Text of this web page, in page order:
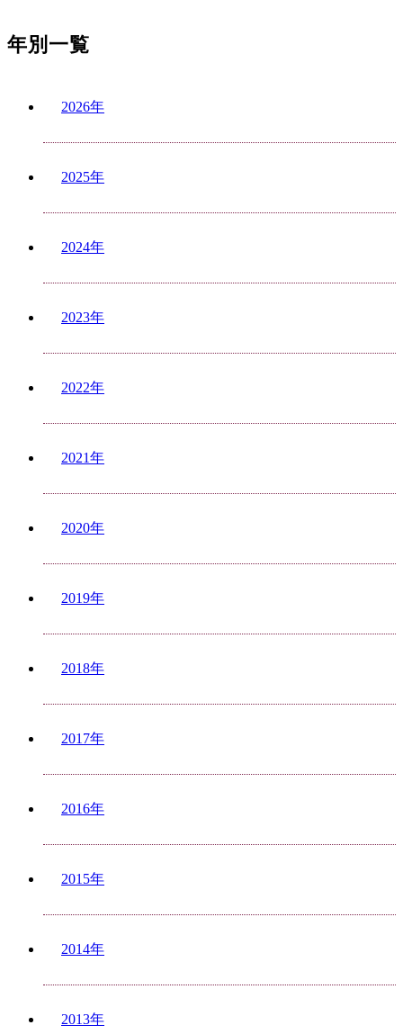
年別一覧
2026年
2025年
2024年
2023年
2022年
2021年
2020年
2019年
2018年
2017年
2016年
2015年
2014年
2013年